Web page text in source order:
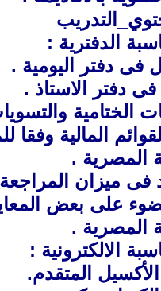
الدفترية :
فى دفتر اليومية .
دفتر الاستاذ .
الختامية
المالية وفقا
المصرية .
فى ميزان
على بعض
المصرية .
الالكترونية :
المتقدم.